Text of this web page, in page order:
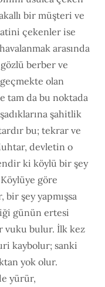
bir müşteri ve
çekenler ise
arasında
berber ve
geçmekte olan
tam da bu noktada
şahitlik
bu; tekrar ve
devletin o
ki köylü bir şey
göre
bir şey yapmışsa
günün ertesi
vuku bulur. İlk kez
kaybolur; sanki
yok olur.
yürür,